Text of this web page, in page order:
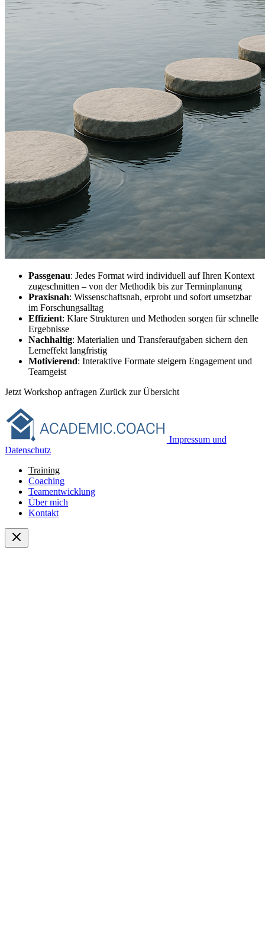
Passgenau: Jedes Format wird individuell auf Ihren Kontext
zugeschnitten – von der Methodik bis zur Terminplanung
Praxisnah: Wissenschaftsnah, erprobt und sofort umsetzbar
im Forschungsalltag
Effizient: Klare Strukturen und Methoden sorgen für schnelle
Ergebnisse
Nachhaltig: Materialien und Transferaufgaben sichern den
Lerneffekt langfristig
Motivierend: Interaktive Formate steigern Engagement und
Teamgeist
Jetzt Workshop anfragen Zurück zur Übersicht
Impressum und
Datenschutz
Training
Coaching
Teamentwicklung
Über mich
Kontakt